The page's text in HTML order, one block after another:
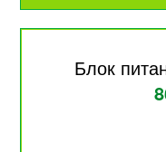
Блок